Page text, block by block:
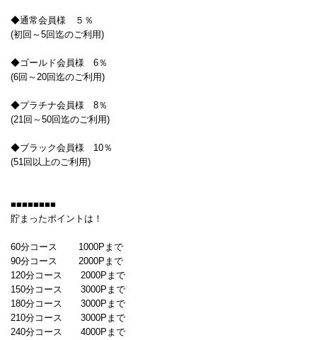
◆通常会員様 ５％
(初回～5回迄のご利用)
◆ゴールド会員様 6％
(6回～20回迄のご利用)
◆プラチナ会員様 8％
(21回～50回迄のご利用)
◆ブラック会員様 10％
(51回以上のご利用)
■■■■■■■■
貯まったポイントは！
60分コース 1000Pまで
90分コース 2000Pまで
120分コース 2000Pまで
150分コース 3000Pまで
180分コース 3000Pまで
210分コース 3000Pまで
240分コース 4000Pまで